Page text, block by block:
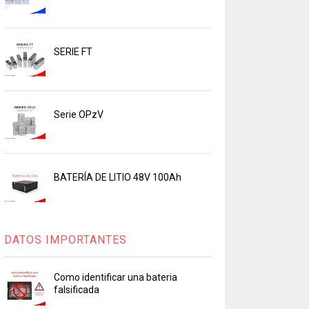
SERIE FT
Serie OPzV
BATERÍA DE LITIO 48V 100Ah
DATOS IMPORTANTES
Como identificar una bateria
falsificada